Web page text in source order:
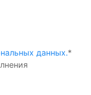
данных.*